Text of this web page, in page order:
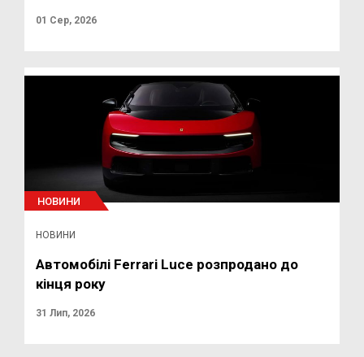
01 Сер, 2026
НОВИНИ
НОВИНИ
Автомобілі Ferrari Luce розпродано до
кінця року
31 Лип, 2026